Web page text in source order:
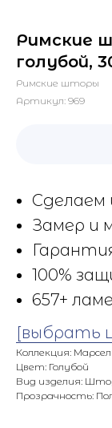
Римские
голубой,
Римские шторы
Артикул: 969
Сделаем
Замер и
100%
657+
[выбрать
Коллекция:
Цвет: Голубой
Вид изделия:
Прозрачность: